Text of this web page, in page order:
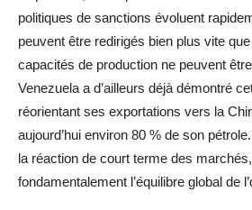
politiques de sanctions évoluent
peuvent être redirigés bien plus vite
capacités de production ne peuvent
Venezuela a d’ailleurs déjà démontré
réorientant ses exportations vers la
aujourd’hui environ 80 % de son
la réaction de court terme des
fondamentalement l’équilibre global de